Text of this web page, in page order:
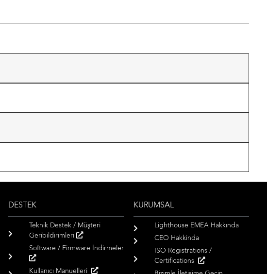
DESTEK
Teknik Destek / Müşteri
Geribildirimleri
Software / Firmware İndirmeler
Kullanıcı Manuelleri
KURUMSAL
Lighthouse EMEA Hakkında
CEO Hakkinda
ISO Registrations /
Certifications